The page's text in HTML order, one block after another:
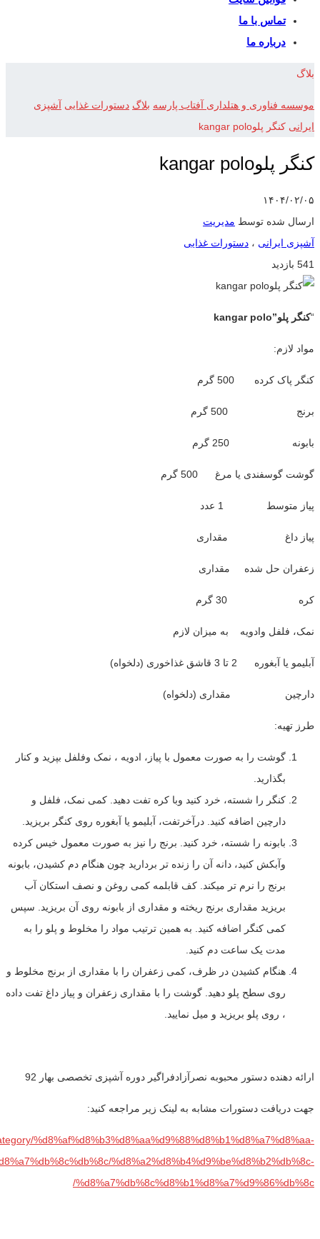
تماس با ما
درباره ما
بلاگ
موسسه فناوری و هتلداری آفتاب پارسه بلاگ دستورات غذایی آشپزی
ایرانی کنگر پلوkangar polo
کنگر پلوkangar polo
۱۴۰۴/۰۲/۰۵
ارسال شده توسط مدیریت
آشپزی ایرانی ، دستورات غذایی
541 بازدید
“کنگر پلو”kangar polo
مواد لازم:
کنگر پاک کرده 500 گرم
برنج 500 گرم
بابونه 250 گرم
گوشت گوسفندی یا مرغ 500 گرم
پیاز متوسط 1 عدد
پیاز داغ مقداری
زعفران حل شده مقداری
کره 30 گرم
نمک، فلفل وادویه به میزان لازم
آبلیمو یا آبغوره 2 تا 3 قاشق غذاخوری (دلخواه)
دارچین مقداری (دلخواه)
طرز تهیه:
گوشت را به صورت معمول با پیاز، ادویه ، نمک وفلفل بپزید و کنار
بگذارید.
کنگر را شسته، خرد کنید وبا کره تفت دهید. کمی نمک، فلفل و
دارچین اضافه کنید. درآخرتفت، آبلیمو یا آبغوره روی کنگر بریزید.
بابونه را شسته، خرد کنید. برنج را نیز به صورت معمول خیس کرده
وآبکش کنید، دانه آن را زنده تر بردارید چون هنگام دم کشیدن، بابونه
برنج را نرم تر میکند. کف قابلمه کمی روغن و نصف استکان آب
بریزید مقداری برنج ریخته و مقداری از بابونه روی آن بریزید. سپس
کمی کنگر اضافه کنید. به همین ترتیب مواد را مخلوط و پلو را به
مدت یک ساعت دم کنید.
هنگام کشیدن در ظرف، کمی زعفران را با مقداری از برنج مخلوط و
روی سطح پلو دهید. گوشت را با مقداری زعفران و پیاز داغ تفت داده
، روی پلو بریزید و میل نمایید.
ارائه دهنده دستور محبوبه نصرآزادفراگیر دوره آشپزی تخصصی بهار 92
جهت دریافت دستورات مشابه به لینک زیر مراجعه کنید:
%d8%af%d8%b3%d8%aa%d9%88%d8%b1%d8%a7%d8%aa-
%d8%a2%d8%b4%d9%be%d8%b2%db%8c-
%d8%a7%db%8c%d8%b1%d8%a7%d9%86%db%8c/